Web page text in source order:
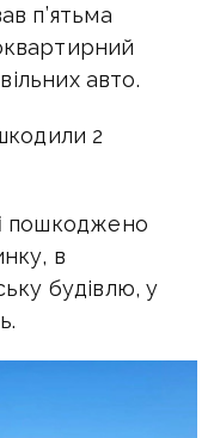
п’ятьма
авто.
2
пошкоджено
в
будівлю, у